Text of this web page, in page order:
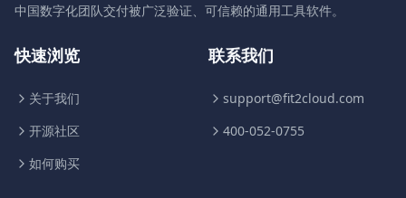
中国数字化团队交付被广泛验证、可信赖的通用工具软件。
快速浏览
关于我们
开源社区
如何购买
联系我们
support@fit2cloud.com
400-052-0755